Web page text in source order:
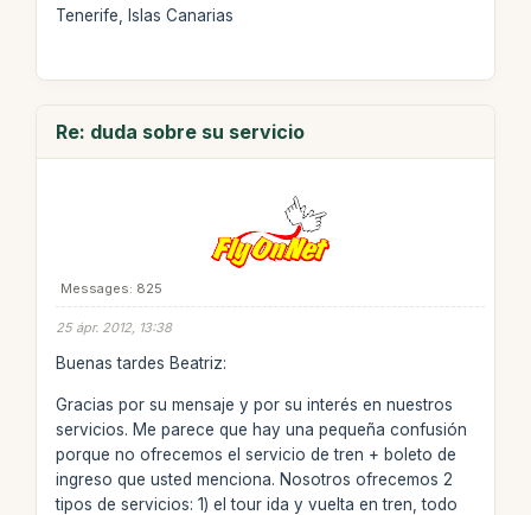
Tenerife, Islas Canarias
Re: duda sobre su servicio
Messages: 825
25 ápr. 2012, 13:38
Buenas tardes Beatriz:
Gracias por su mensaje y por su interés en nuestros
servicios. Me parece que hay una pequeña confusión
porque no ofrecemos el servicio de tren + boleto de
ingreso que usted menciona. Nosotros ofrecemos 2
tipos de servicios: 1) el tour ida y vuelta en tren, todo